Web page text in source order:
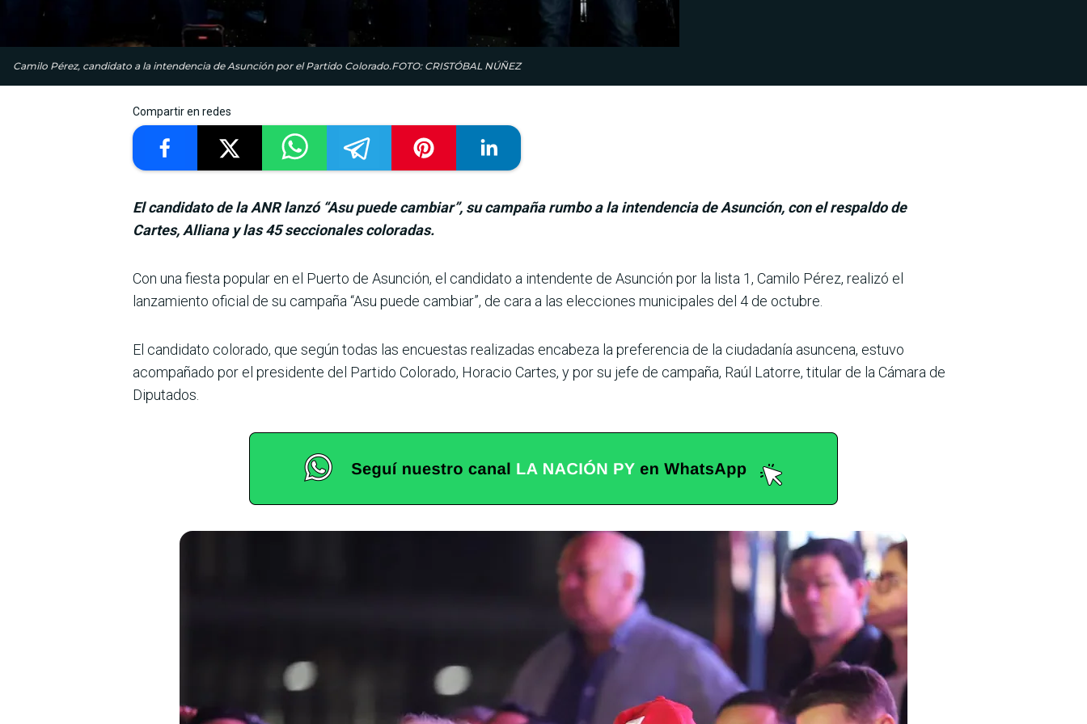
Camilo Pérez, candidato a la intendencia de Asunción por el Partido Colorado.FOTO: CRISTÓBAL NÚÑEZ
Compartir en redes
El candidato de la ANR lanzó “Asu puede cambiar”, su campaña rumbo a la intendencia de Asunción, con el respaldo de
Cartes, Alliana y las 45 seccionales coloradas.
Con una fiesta popular en el Puerto de Asun­ción, el candidato a intendente de Asunción por la lista 1, Camilo Pérez, rea­lizó el
lanzamiento oficial de su campaña “Asu puede cam­biar”, de cara a las elecciones municipales del 4 de octubre.
El candidato colorado, que según todas las encuestas realizadas encabeza la prefe­rencia de la ciudadanía asun­cena, estuvo
acompañado por el presidente del Partido Colorado, Horacio Cartes, y por su jefe de campaña, Raúl Latorre, titular de la Cámara de
Diputados.